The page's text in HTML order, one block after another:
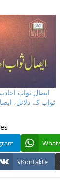
ایصال ثواب
ثواب کے دلائل،
VKontakte